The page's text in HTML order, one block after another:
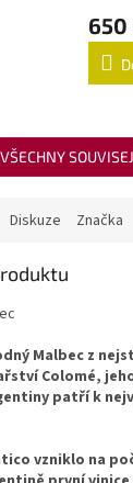
650
Diskuze Značka
Malbec z
Colomé,
patří k
vzniklo na